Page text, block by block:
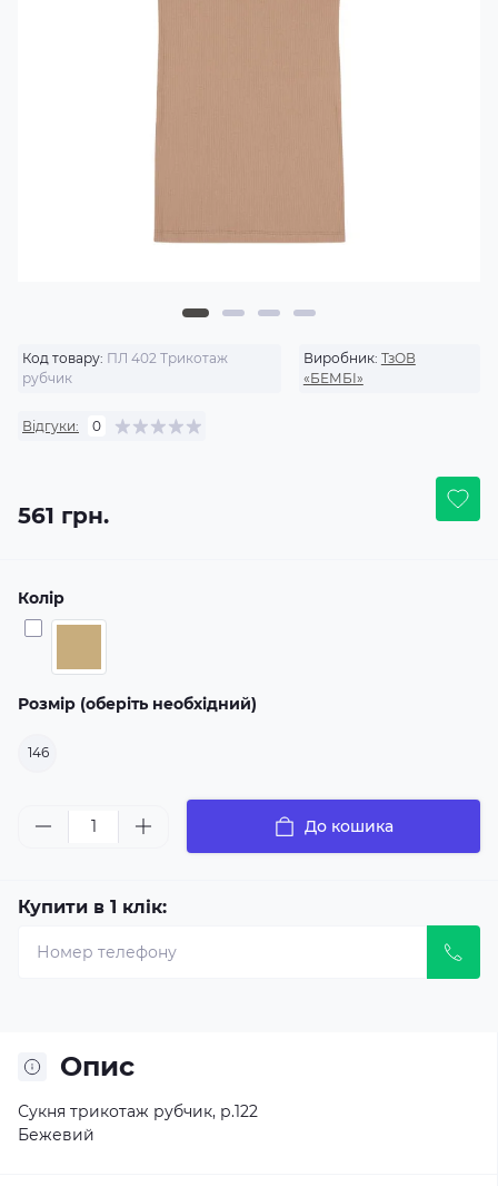
Код товару: ПЛ 402 Трикотаж
рубчик
Виробник: ТзОВ
«БЕМБІ»
Відгуки: 0
561 грн.
Колір
Розмір (оберіть необхідний)
146
До кошика
Купити в 1 клік:
Опис
Сукня трикотаж рубчик, р.122
Бежевий